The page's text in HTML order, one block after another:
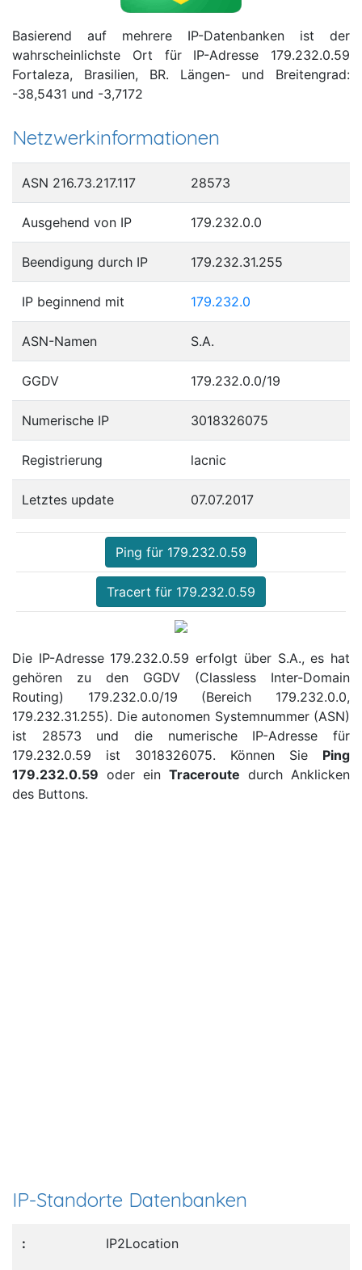
Basierend auf mehrere IP-Datenbanken ist der
wahrscheinlichste Ort für IP-Adresse 179.232.0.59
Fortaleza, Brasilien, BR. Längen- und Breitengrad:
-38,5431 und -3,7172
Netzwerkinformationen
ASN 216.73.217.117 28573
Ausgehend von IP 179.232.0.0
Beendigung durch IP 179.232.31.255
IP beginnend mit 179.232.0
ASN-Namen S.A.
GGDV 179.232.0.0/19
Numerische IP 3018326075
Registrierung lacnic
Letztes update 07.07.2017
Ping für 179.232.0.59
Tracert für 179.232.0.59
Die IP-Adresse 179.232.0.59 erfolgt über S.A., es hat
gehören zu den GGDV (Classless Inter-Domain
Routing) 179.232.0.0/19 (Bereich 179.232.0.0,
179.232.31.255). Die autonomen Systemnummer (ASN)
ist 28573 und die numerische IP-Adresse für
179.232.0.59 ist 3018326075. Können Sie Ping
179.232.0.59 oder ein Traceroute durch Anklicken
des Buttons.
IP-Standorte Datenbanken
IP2Location